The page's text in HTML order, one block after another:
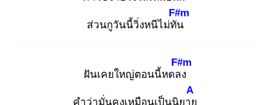
ส่วนกูวันนี้วิ่งหนีไม่ทัน
F#m
ฝันเคยใหญ่ตอนนี้หดลง
F#m
คำว่ามั่นคงเหมือนเป็นนิยาย
A